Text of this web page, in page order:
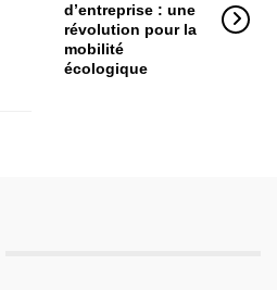
d’entreprise : une
révolution pour la
mobilité
écologique